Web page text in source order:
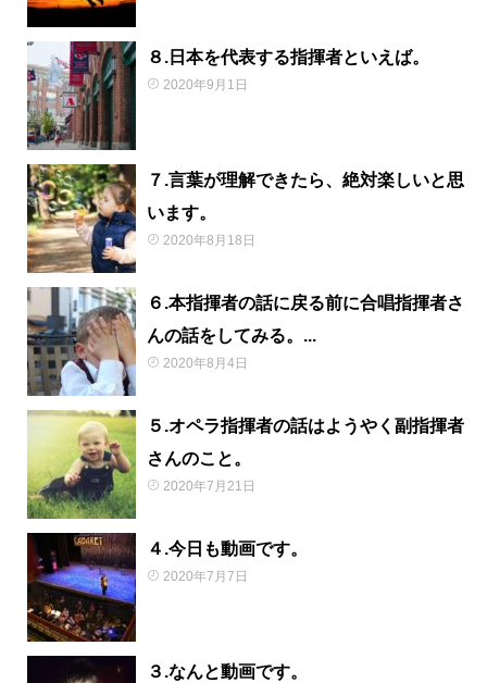
８.日本を代表する指揮者といえば。
2020年9月1日
７.言葉が理解できたら、絶対楽しいと思
います。
2020年8月18日
６.本指揮者の話に戻る前に合唱指揮者さ
んの話をしてみる。...
2020年8月4日
５.オペラ指揮者の話はようやく副指揮者
さんのこと。
2020年7月21日
４.今日も動画です。
2020年7月7日
３.なんと動画です。